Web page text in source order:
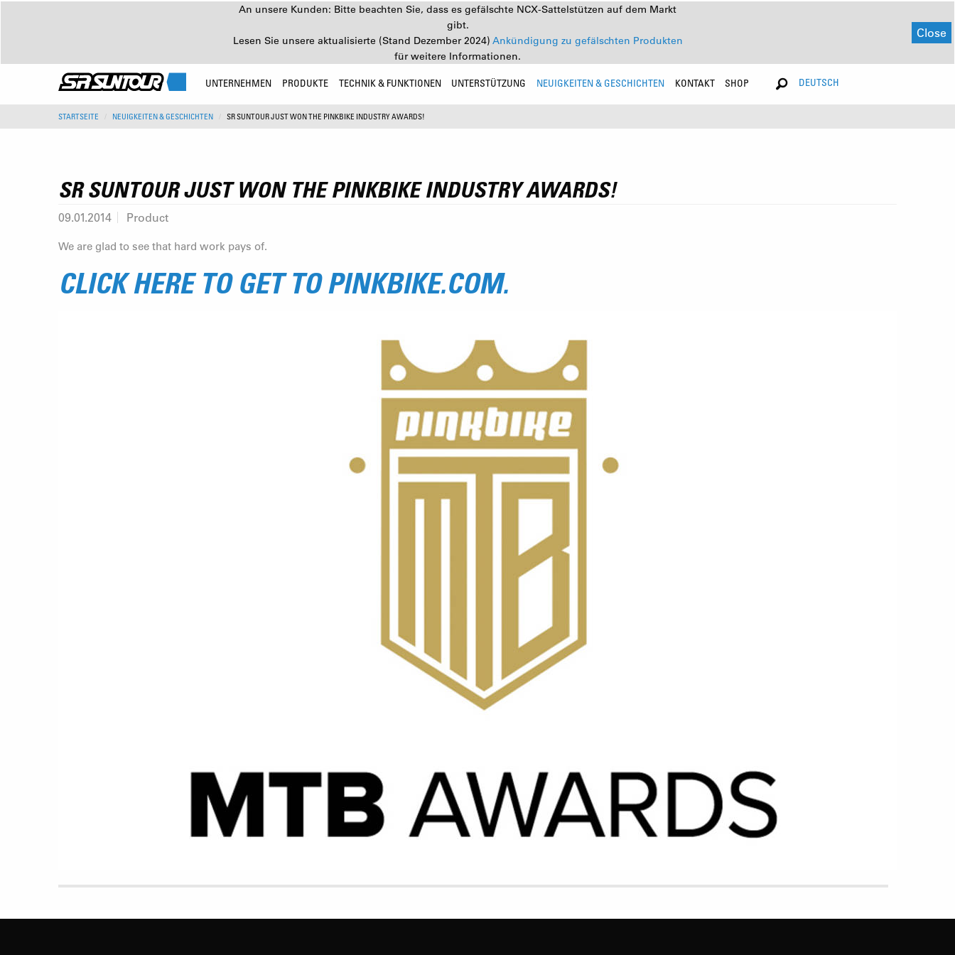
An unsere Kunden: Bitte beachten Sie, dass es gefälschte NCX-Sattelstützen auf dem Markt
gibt.
Lesen Sie unsere aktualisierte (Stand Dezember 2024) Ankündigung zu gefälschten Produkten
für weitere Informationen.
Close
UNTERNEHMEN PRODUKTE TECHNIK & FUNKTIONEN UNTERSTÜTZUNG NEUIGKEITEN & GESCHICHTEN KONTAKT SHOP DEUTSCH
STARTSEITE NEUIGKEITEN & GESCHICHTEN SR SUNTOUR JUST WON THE PINKBIKE INDUSTRY AWARDS!
SR SUNTOUR JUST WON THE PINKBIKE INDUSTRY AWARDS!
09.01.2014 Product
We are glad to see that hard work pays of.
CLICK HERE TO GET TO PINKBIKE.COM.